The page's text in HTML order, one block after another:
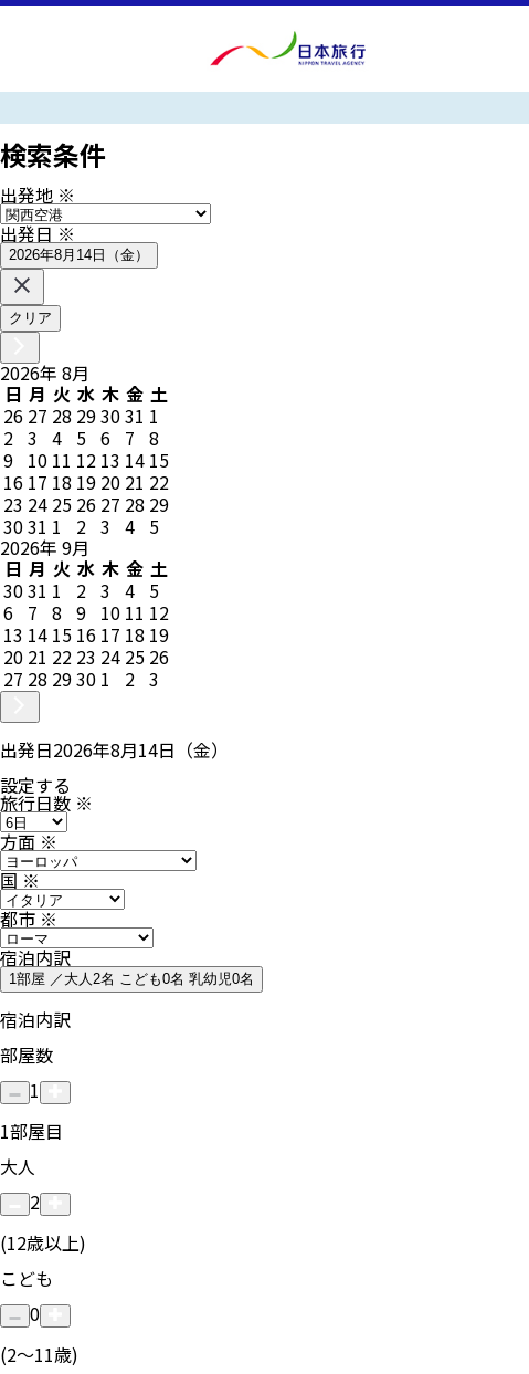
検索条件
出発地 ※
出発日※
2026年8月14日（金）
クリア
2026年 8月
日 月 火 水 木 金 土
26 27 28 293031 1
2 3 4 5 6 7 8
9 10 11 12 13 14 15
16 17 18 19 20 21 22
23 24 25 26 27 28 29
3031 1 2 3 4 5
2026年 9月
日 月 火 水 木 金 土
3031 1 2 3 4 5
6 7 8 9 10 11 12
13 14 15 16 17 18 19
20 21 22 23 24 25 26
27 28 2930 1 2 3
出発日2026年8月14日（金）
設定する
旅行日数 ※
方面※
国※
都市※
宿泊内訳
1部屋 ／大人2名 こども0名 乳幼児0名
宿泊内訳
部屋数
1
1部屋目
大人
2
(12歳以上)
こども
0
(2〜11歳)